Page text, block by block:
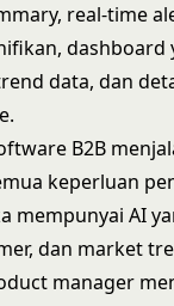
real-time
dashboard
data, dan
B2B
keperluan
mempunyai AI
dan market
manager